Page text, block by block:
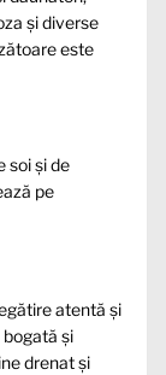
și diverse
este
soi și de
pe
atentă și
și
drenat și